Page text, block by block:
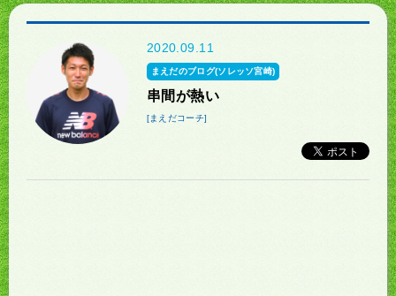
2020.09.11
まえだのブログ(ソレッソ宮崎)
串間が熱い
[まえだコーチ]